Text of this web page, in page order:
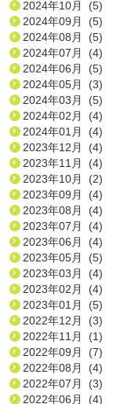
2024年10月 (5)
2024年09月 (5)
2024年08月 (5)
2024年07月 (4)
2024年06月 (5)
2024年05月 (3)
2024年03月 (5)
2024年02月 (4)
2024年01月 (4)
2023年12月 (4)
2023年11月 (4)
2023年10月 (2)
2023年09月 (4)
2023年08月 (4)
2023年07月 (4)
2023年06月 (4)
2023年05月 (5)
2023年03月 (4)
2023年02月 (4)
2023年01月 (5)
2022年12月 (3)
2022年11月 (1)
2022年09月 (7)
2022年08月 (4)
2022年07月 (3)
2022年06月 (4)